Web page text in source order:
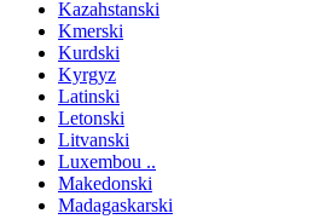
Kazahstanski
Kmerski
Kurdski
Kyrgyz
Latinski
Letonski
Litvanski
Luxembou ..
Makedonski
Madagaskarski